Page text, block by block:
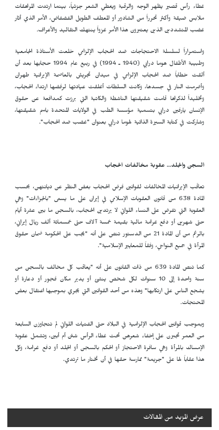
غطاء رأس قصير يظهر الوجه والرقبة ويغطي الشعر جزئياً، بينما ارتدت المراهقات
ملابس ضيقة وأكثر تحرراً من الشادور أو المعطف الطويل الفضفاض، الأمر الذي أثار
غضب المتشددين الذين يعتبرون هذا الأمر غزواً ينتهك التقاليد والأعراف.
واستمراراً لسلسلة الاحتجاجات ضد الحجاب الإلزامي خلعت الأستاذة الجامعية
وطبيبة الأطفال هوما درابي (1940 ـ 1994) في ربيع عام 1994 حجابها بعد أن
ألقت خطاباً ضد الحجاب الإلزامي في ميدان تجريش بالعاصمة الإيرانية طهران
وأضرمت النار في جسدها، وكانت السلطات أغلقت عيادتها لرفضها ارتداء الحجاب،
وتخليداً لذكراها قامت شقيقتها الناشطة والكاتبة التي برزت كمدافعة عن حقوق
الإنسان يارفين درابي بتسمية مؤسسة الطب في الولايات المتحدة باسم شقيقتها،
وشاركت في كتابة السيرة الذاتية لهوما درابي بعنوان "غضب ضد الحجاب".
السجن والجلد... عقوبة مخالفات الحجاب
تعاقَب الإيرانيات المخالفات لقوانين فرض الحجاب بغض النظر عن ديانتهن، بحسب
المادة 638 من قانون العقوبات الإسلامي في إيران على ما يسمى "بالجزاءات" وهي
العقوبة التي تفرض على النساء اللواتي لا يرتدين الحجاب، بالسجن ما بين عشرة أيام
حتى شهرين أو دفع غرامة مالية بقيمة خمسة آلاف حتى خمسمائة ألف ريال إيراني،
بالرغم من أن المادة 21 من الدستور تنص على أنه "يجب على الحكومة ضمان حقوق
المرأة في جميع النواحي، وفقاً للمعايير الإسلامية".
كما تنص المادة 639 من ذات القانون على أنه "يعاقب كل مخالف بالسجن من
سنة واحدة إلى 10 سنوات لكل شخص ينشئ أو يدير مكان فجور أو دعارة أو
يشجع الناس على ارتكابها" وهذه من أحد القوانين التي يجري بموجبها اعتقال بعض
المحتجات.
وبموجب قوانين الحجاب الإلزامية في البلاد حتى الفتيات اللواتي لم تتجاوزن السابعة
من العمر تجبرن على إخفاء شعرهن تحت غطاء الرأس شئن أم أبين، وتشمل عقوبة
الإمساك بالمرأة وهي سافرة الاحتجاز أو الحكم بالسجن أو الجلد أو دفع غرامة، وكل
هذا عقاباً لها على "جريمة" ممارسة حقها في أن تختار ما ترتدي.
عرض المزيد من المقالات